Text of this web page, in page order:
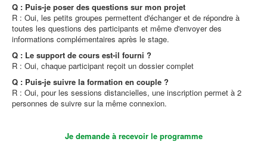
Q : Puis-je poser des questions sur mon projet
R : Oui, les petits groupes permettent d'échanger et de répondre à
toutes les questions des participants et même d'envoyer des
informations complémentaires après le stage.
Q : Le support de cours est-il fourni ?
R : Oui, chaque participant reçoit un dossier complet
Q : Puis-je suivre la formation en couple ?
R : Oui, pour les sessions distancielles, une inscription permet à 2
personnes de suivre sur la même connexion.
Je demande à recevoir le programme